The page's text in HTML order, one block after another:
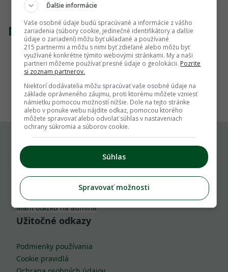
Nenašli sme žiadny produkt
1
Komu môžeš napísať
info@zahrada.sk
Nahlás chybu
Mám otázku na admina
Užitočné odkazy
Podmienky používania
Cookie pravidlá
Ďalšie informácie
Vaše osobné údaje budú spracúvané a informácie z vášho
zariadenia (súbory cookie, jedinečné identifikátory a ďalšie
údaje o zariadení) môžu byť ukladané a používané
215 partnermi a môžu s nimi byť zdieľané alebo môžu byť
využívané konkrétne týmito webovými stránkami. My a naši
partneri môžeme používať presné údaje o geolokácii. Pozrite
si zoznam partnerov.
Niektorí dodávatelia môžu spracúvať vaše osobné údaje na
základe oprávneného záujmu, proti ktorému môžete vzniesť
námietku pomocou možností nižšie. Dole na tejto stránke
alebo v ponuke webu nájdite odkaz, pomocou ktorého
môžete spravovať alebo odvolať súhlas v nastaveniach
ochrany súkromia a súborov cookie.
Súhlas
Spravovať možnosti